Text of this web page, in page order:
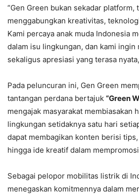
“Gen Green bukan sekadar platform,
menggabungkan kreativitas,
Kami percaya anak muda Indonesia
dalam isu lingkungan, dan kami ingin
sekaligus apresiasi yang terasa
Pada peluncuran ini, Gen Green
tantangan perdana bertajuk “Green
mengajak masyarakat membiasakan
lingkungan setidaknya satu hari
dapat membagikan konten berisi
hingga ide kreatif dalam
Sebagai pelopor mobilitas listrik di
menegaskan komitmennya dalam